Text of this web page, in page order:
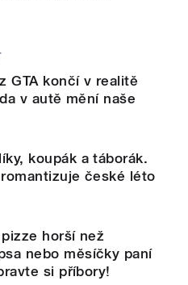
GTA končí v realitě
v autě mění naše
koupák a táborák.
české léto
horší než
nebo měsíčky paní
si příbory!